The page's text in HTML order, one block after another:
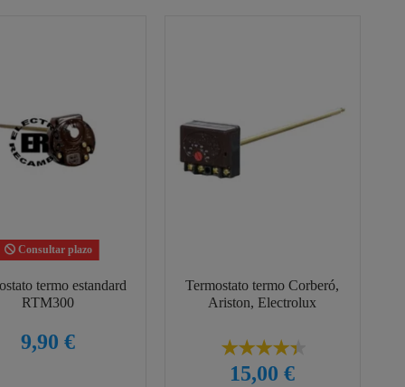
Consultar plazo
termo estandard
RTM300
9,90 €
Termostato termo Corberó,
Ariston, Electrolux
15,00 €